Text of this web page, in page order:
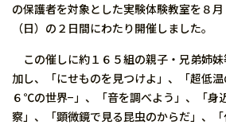
の保護者を対象とした実験体験教室を８
（日）の２日間にわたり開催しました。
この催しに約１６５組の親子・兄弟姉
加し、「にせものを見つけよ」、「超低
６℃の世界−」、「音を調べよう」、「身
察」、「顕微鏡で見る昆虫のからだ」、